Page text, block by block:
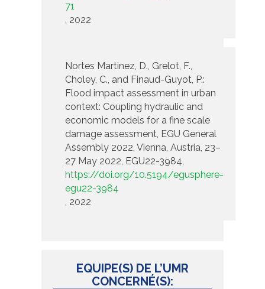
71
, 2022
Nortes Martinez, D., Grelot, F.,
Choley, C., and Finaud-Guyot, P.:
Flood impact assessment in urban
context: Coupling hydraulic and
economic models for a fine scale
damage assessment, EGU General
Assembly 2022, Vienna, Austria, 23–
27 May 2022, EGU22-3984,
https://doi.org/10.5194/egusphere-
egu22-3984
, 2022
EQUIPE(S) DE L’UMR
CONCERNÉ(S):